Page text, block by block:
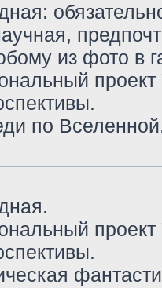
из фото в
по